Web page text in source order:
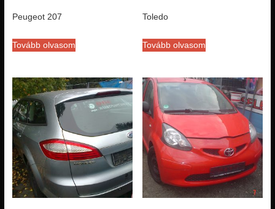
Peugeot 207
Tovább olvasom
Toledo
Tovább olvasom